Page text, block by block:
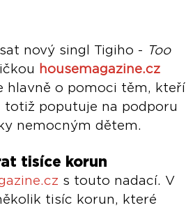
nový singl Tigiho - Too
housemagazine.cz
hlavně o pomoci těm, kteří
totiž poputuje na podporu
nemocným dětem.
tisíce korun
s touto nadací. V
tisíc korun, které